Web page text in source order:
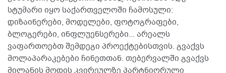
სტუმარი იყო საქართველოში ჩამოსული:
დიზაინერები, მოდელები, ფოტოგრაფები,
ბლოგერები, ინფლუენსერები... არეალს
ვაფართოებთ შემდეგი პროექტებისთვის. გვაქვს
მოლაპარაკებები ჩინეთთან. თებერვალში გვაქვს
მილანის მოდის კვირეულზე პარტნიორული